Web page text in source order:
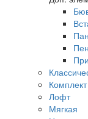
Комплект
Лофт
Мягкая